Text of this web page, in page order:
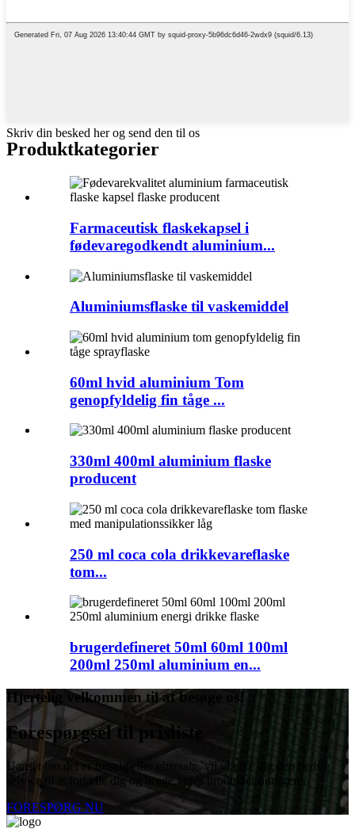
Skriv din besked her og send den til os
Produktkategorier
Farmaceutisk flaskekapsel i
fødevaregodkendt aluminium...
Aluminiumsflaske til vaskemiddel
60ml hvid aluminium Tom
genopfyldelig fin tåge ...
330ml 400ml aluminium flaske
producent
250 ml coca cola drikkevareflaske
tom...
brugerdefineret 50ml 60ml 100ml
200ml 250ml aluminium en...
Hjertelig velkommen til at besøge os!
Forespørgsel til prisliste
Uanset om det er forsalg eller eftersalg, vil vi give dig den bedste
service til at fortælle dig og bruge vores produkter hurtigere.
FORESPØRG NU